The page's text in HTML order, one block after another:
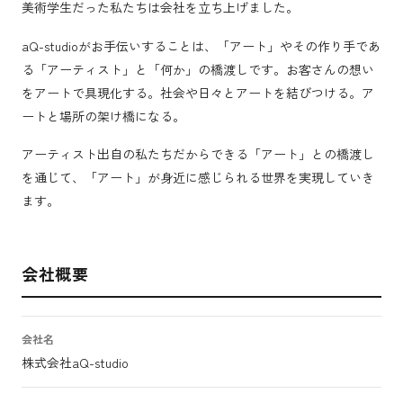
美術学生だった私たちは会社を立ち上げました。
aQ-studioがお手伝いすることは、「アート」やその作り手であ
る「アーティスト」と「何か」の橋渡しです。お客さんの想い
をアートで具現化する。社会や日々とアートを結びつける。ア
ートと場所の架け橋になる。
アーティスト出自の私たちだからできる「アート」との橋渡し
を通じて、「アート」が身近に感じられる世界を実現していき
ます。
会社概要
会社名
株式会社aQ-studio